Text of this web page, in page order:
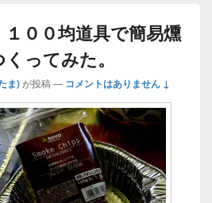
１００均道具で簡易燻
ってみた。
ま)が投稿 — コメントはありません ↓